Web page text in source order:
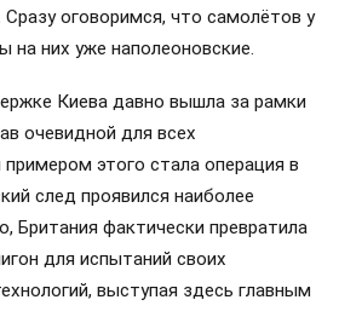
Сразу оговоримся, что самолётов у
на них уже наполеоновские.
Киева давно вышла за рамки
очевидной для всех
этого стала операция в
след проявился наиболее
Британия фактически превратила
для испытаний своих
выступая здесь главным